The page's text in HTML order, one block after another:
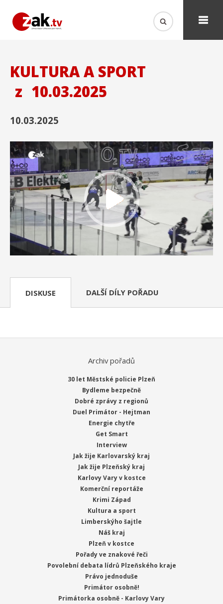
KULTURA A SPORT
z 10.03.2025
10.03.2025
DISKUSE DALŠÍ DÍLY POŘADU
Archiv pořadů
30 let Městské policie Plzeň
Bydleme bezpečně
Dobré zprávy z regionů
Duel Primátor - Hejtman
Energie chytře
Get Smart
Interview
Jak žije Karlovarský kraj
Jak žije Plzeňský kraj
Karlovy Vary v kostce
Komerční reportáže
Krimi Západ
Kultura a sport
Limberskýho šajtle
Náš kraj
Plzeň v kostce
Pořady ve znakové řeči
Povolební debata lídrů Plzeňského kraje
Právo jednoduše
Primátor osobně!
Primátorka osobně - Karlovy Vary